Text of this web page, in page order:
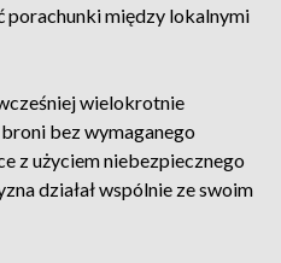
porachunki między lokalnymi
wielokrotnie
bez wymaganego
z użyciem niebezpiecznego
działał wspólnie ze swoim